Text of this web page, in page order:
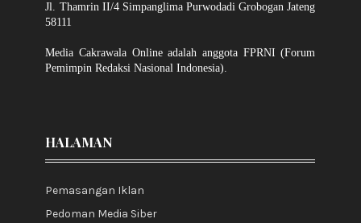
Jl. Thamrin II/4 Simpanglima Purwodadi Grobogan Jateng
58111
Media Cakrawala Online adalah anggota FPRNI (Forum
Pemimpin Redaksi Nasional Indonesia).
HALAMAN
Pemasangan Iklan
Pedoman Media Siber